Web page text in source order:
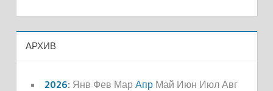
АРХИВ
2026: Янв Фев Мар Апр Май Июн Июл Авг